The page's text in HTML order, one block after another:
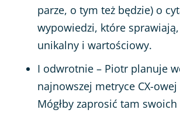
parze, o tym też będzie) o
wypowiedzi, które
unikalny i wartościowy.
I odwrotnie – Piotr planuje
najnowszej metryce CX-owej
Mógłby zaprosić tam